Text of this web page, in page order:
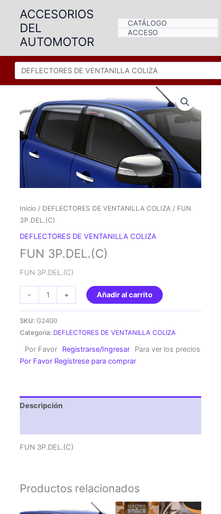
contenido
ACCESORIOS
DEL
AUTOMOTOR
CATÁLOGO
ACCESO
Inicio / DEFLECTORES DE VENTANILLA COLIZA / FUN
3P.DEL.(C)
DEFLECTORES DE VENTANILLA COLIZA
FUN 3P.DEL.(C)
FUN 3P.DEL.(C)
-
3P.DEL.
+ Añadir al carrito
SKU: G2400
Categoría: DEFLECTORES DE VENTANILLA COLIZA
Por Favor Registrarse/Ingresar
Para ver los precios
Por Favor Regístrese para comprar
Descripción
FUN 3P.DEL.(C)
Productos relacionados